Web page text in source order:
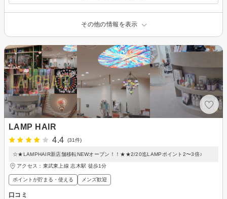
その他の情報を表示
LAMP HAIR
4.4
(31件)
☆★LAMPHAIR新店舗移転NEWオープン！！★★2/20迄LAMPポイント2〜3倍♪
アクセス：東武東上線 志木駅 徒歩1分
ポイントが貯まる・使える メンズ歓迎
口コミ